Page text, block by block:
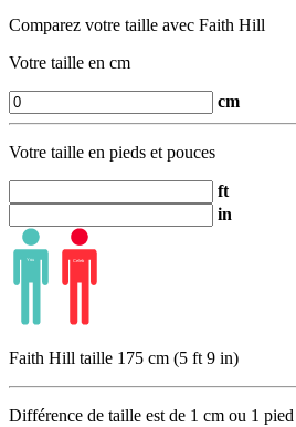
Comparez votre taille avec Faith Hill
Votre taille en cm
cm
Votre taille en pieds et pouces
ft
in
Faith Hill taille 175 cm (5 ft 9 in)
Différence de taille est de 1 cm ou 1 pied